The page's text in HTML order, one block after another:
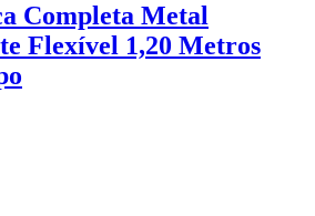
Completa Metal
Flexível 1,20 Metros